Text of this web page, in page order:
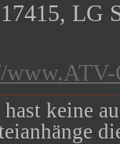
LG
keine